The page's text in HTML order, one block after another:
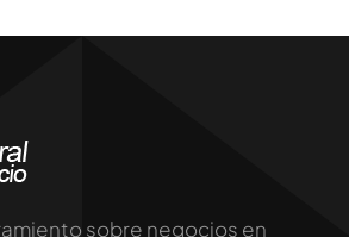
sobre negocios en